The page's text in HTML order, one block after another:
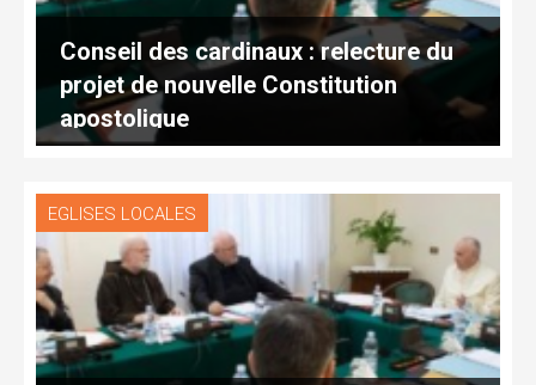
Conseil des cardinaux : relecture du
projet de nouvelle Constitution
apostolique
EGLISES LOCALES